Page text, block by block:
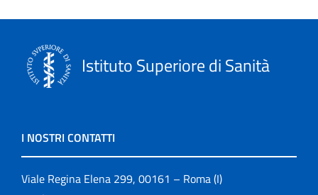
Istituto Superiore di Sanità
I NOSTRI CONTATTI
Viale Regina Elena 299, 00161 – Roma (I)